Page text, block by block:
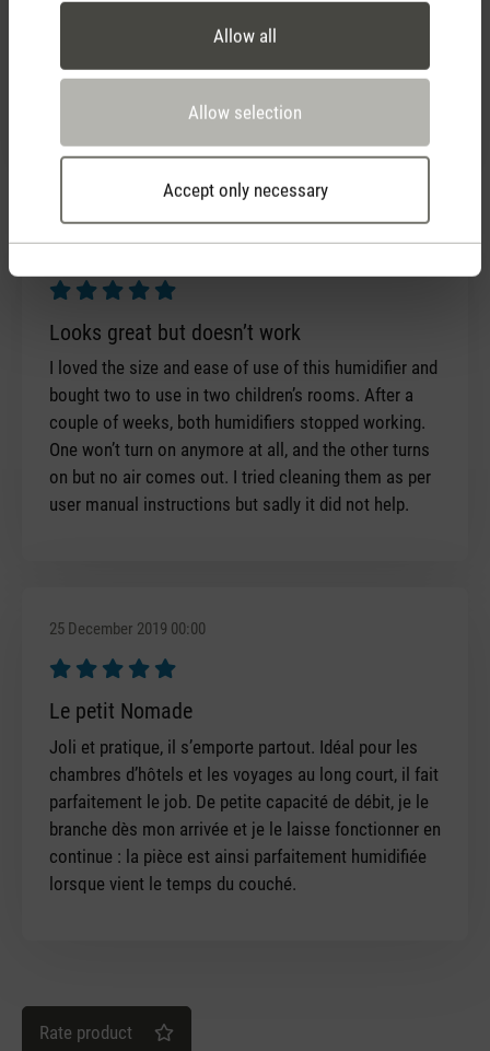
Allow all
Allow selection
Accept only necessary
Review with rating of 5 out of 5 stars
Nicht mehr ohne Emma
Zuhause im Schlafzimmer und im Wohnmobil auf
leise und sieht super aus.
9 January 2022 19:31
Review with rating of 5 out of 5 stars
Looks great but doesn’t work
I loved the size and ease of use of this humidifier and
bought two to use in two children’s rooms. After a
couple of weeks, both humidifiers stopped working.
One won’t turn on anymore at all, and the other turns
on but no air comes out. I tried cleaning them as per
user manual instructions but sadly it did not help.
25 December 2019 00:00
Review with rating of 5 out of 5 stars
Le petit Nomade
Joli et pratique, il s’emporte partout. Idéal pour les
chambres d’hôtels et les voyages au long court, il fait
parfaitement le job. De petite capacité de débit, je le
branche dès mon arrivée et je le laisse fonctionner en
continue : la pièce est ainsi parfaitement humidifiée
lorsque vient le temps du couché.
Rate product